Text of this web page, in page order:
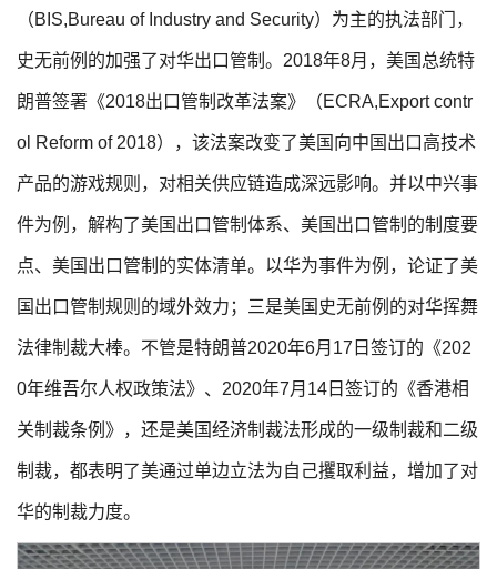
（BIS,Bureau of Industry and Security）为主的执法部门，
史无前例的加强了对华出口管制。2018年8月，美国总统特
朗普签署《2018出口管制改革法案》（ECRA,Export contr
ol Reform of 2018），该法案改变了美国向中国出口高技术
产品的游戏规则，对相关供应链造成深远影响。并以中兴事
件为例，解构了美国出口管制体系、美国出口管制的制度要
点、美国出口管制的实体清单。以华为事件为例，论证了美
国出口管制规则的域外效力；三是美国史无前例的对华挥舞
法律制裁大棒。不管是特朗普2020年6月17日签订的《202
0年维吾尔人权政策法》、2020年7月14日签订的《香港相
关制裁条例》，还是美国经济制裁法形成的一级制裁和二级
制裁，都表明了美通过单边立法为自己攫取利益，增加了对
华的制裁力度。